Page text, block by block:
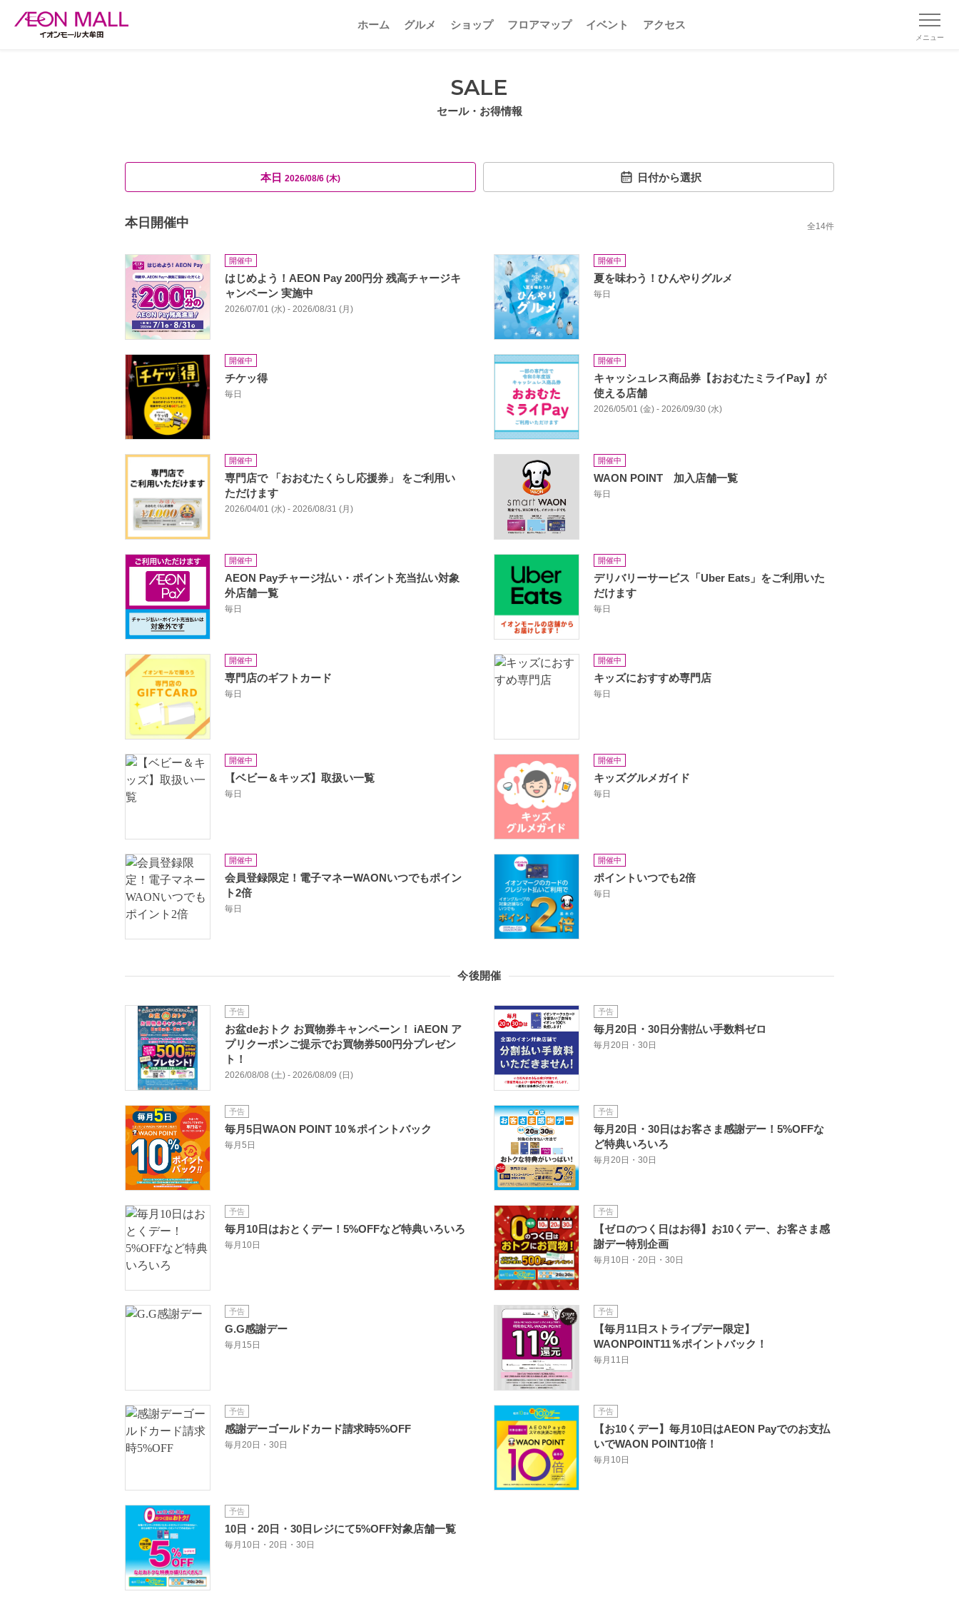
ホーム グルメ ショップ フロアマップ イベント アクセス
メニュー
SALE
セール・お得情報
本日 2026/08/6 (木) 日付から選択
本日開催中 全14件
開催中
はじめよう！AEON Pay 200円分 残高チャージキ
ャンペーン 実施中
2026/07/01 (水) - 2026/08/31 (月)
開催中
夏を味わう！ひんやりグルメ
毎日
開催中
チケッ得
毎日
開催中
キャッシュレス商品券【おおむたミライPay】が
使える店舗
2026/05/01 (金) - 2026/09/30 (水)
開催中
専門店で 「おおむたくらし応援券」 をご利用い
ただけます
2026/04/01 (水) - 2026/08/31 (月)
開催中
WAON POINT 加入店舗一覧
毎日
開催中
AEON Payチャージ払い・ポイント充当払い対象
外店舗一覧
毎日
開催中
デリバリーサービス「Uber Eats」をご利用いた
だけます
毎日
開催中
専門店のギフトカード
毎日
開催中
キッズにおすすめ専門店
毎日
開催中
【ベビー＆キッズ】取扱い一覧
毎日
開催中
キッズグルメガイド
毎日
開催中
会員登録限定！電子マネーWAONいつでもポイン
ト2倍
毎日
開催中
ポイントいつでも2倍
毎日
今後開催
予告
お盆deおトク お買物券キャンペーン！ iAEON ア
プリクーポンご提示でお買物券500円分プレゼン
ト！
2026/08/08 (土) - 2026/08/09 (日)
予告
毎月20日・30日分割払い手数料ゼロ
毎月20日・30日
予告
毎月5日WAON POINT 10％ポイントバック
毎月5日
予告
毎月20日・30日はお客さま感謝デー！5%OFFな
ど特典いろいろ
毎月20日・30日
予告
毎月10日はおとくデー！5%OFFなど特典いろいろ
毎月10日
予告
【ゼロのつく日はお得】お10くデー、お客さま感
謝デー特別企画
毎月10日・20日・30日
予告
G.G感謝デー
毎月15日
予告
【毎月11日ストライプデー限定】
WAONPOINT11％ポイントバック！
毎月11日
予告
感謝デーゴールドカード請求時5%OFF
毎月20日・30日
予告
【お10くデー】毎月10日はAEON Payでのお支払
いでWAON POINT10倍！
毎月10日
予告
10日・20日・30日レジにて5%OFF対象店舗一覧
毎月10日・20日・30日